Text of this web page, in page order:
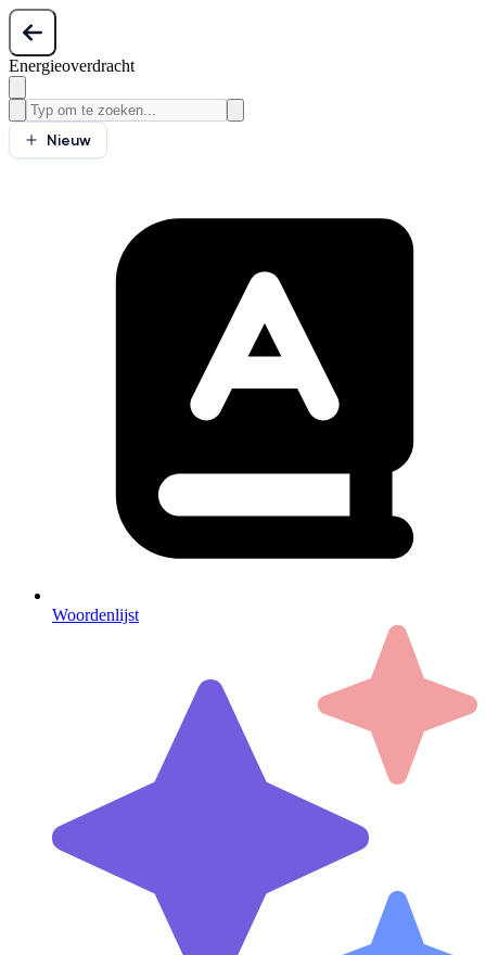
Energieoverdracht
Nieuw
Woordenlijst